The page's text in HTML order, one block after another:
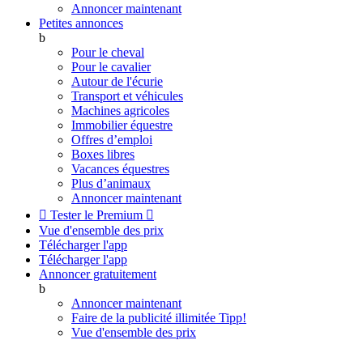
Annoncer maintenant
Petites annonces
b
Pour le cheval
Pour le cavalier
Autour de l'écurie
Transport et véhicules
Machines agricoles
Immobilier équestre
Offres d’emploi
Boxes libres
Vacances équestres
Plus d’animaux
Annoncer maintenant
 Tester le Premium 
Vue d'ensemble des prix
Télécharger l'app
Télécharger l'app
Annoncer gratuitement
b
Annoncer maintenant
Faire de la publicité illimitée Tipp!
Vue d'ensemble des prix